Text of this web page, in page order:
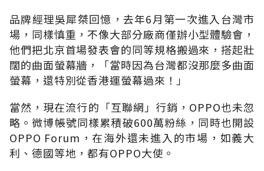
品牌經理吳犀桀回憶，去年6月第一次進入台灣市
場，同樣慎重，不像大部分廠商僅辦小型體驗會，
他們把北京首場發表會的同等規格搬過來，搭起壯
闊的曲面螢幕牆，「當時因為台灣都沒那麼多曲面
螢幕，還特別從香港運螢幕過來！」
當然，現在流行的「互聯網」行銷，OPPO也未忽
略。微博帳號同樣累積破600萬粉絲，同時也開設
OPPO Forum，在海外還未進入的市場，如義大
利、德國等地，都有OPPO大使。